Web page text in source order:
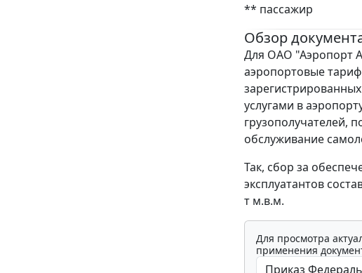
** пассажир
Обзор
Для ОАО "Аэропорт
аэропортовые
услугами в
грузополучателей,
обслуживание
Так, сбор за
эксплуатантов
т м.в.м.
Для просмотра
применения